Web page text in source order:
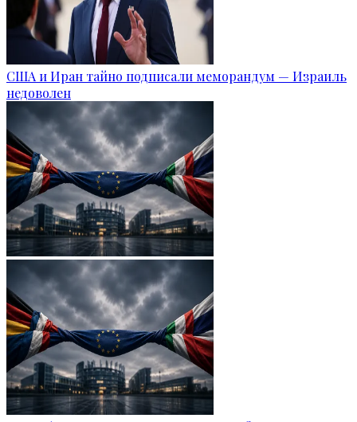
США и Иран тайно подписали меморандум — Израиль
недоволен